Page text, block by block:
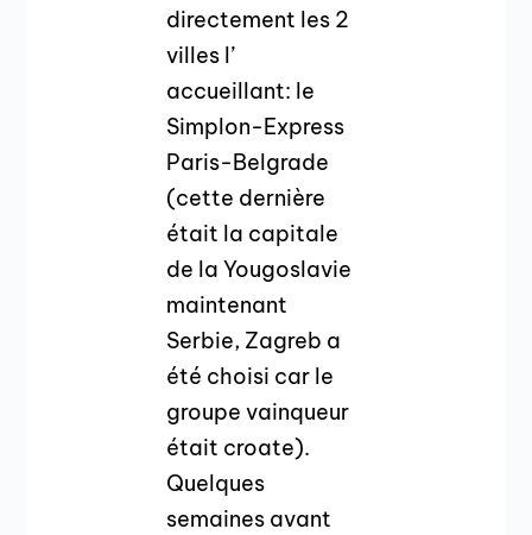
directement les 2
villes l’
accueillant: le
Simplon-Express
Paris-Belgrade
(cette dernière
était la capitale
de la Yougoslavie
maintenant
Serbie, Zagreb a
été choisi car le
groupe vainqueur
était croate).
Quelques
semaines avant